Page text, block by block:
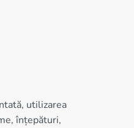
utilizarea
înțepături,